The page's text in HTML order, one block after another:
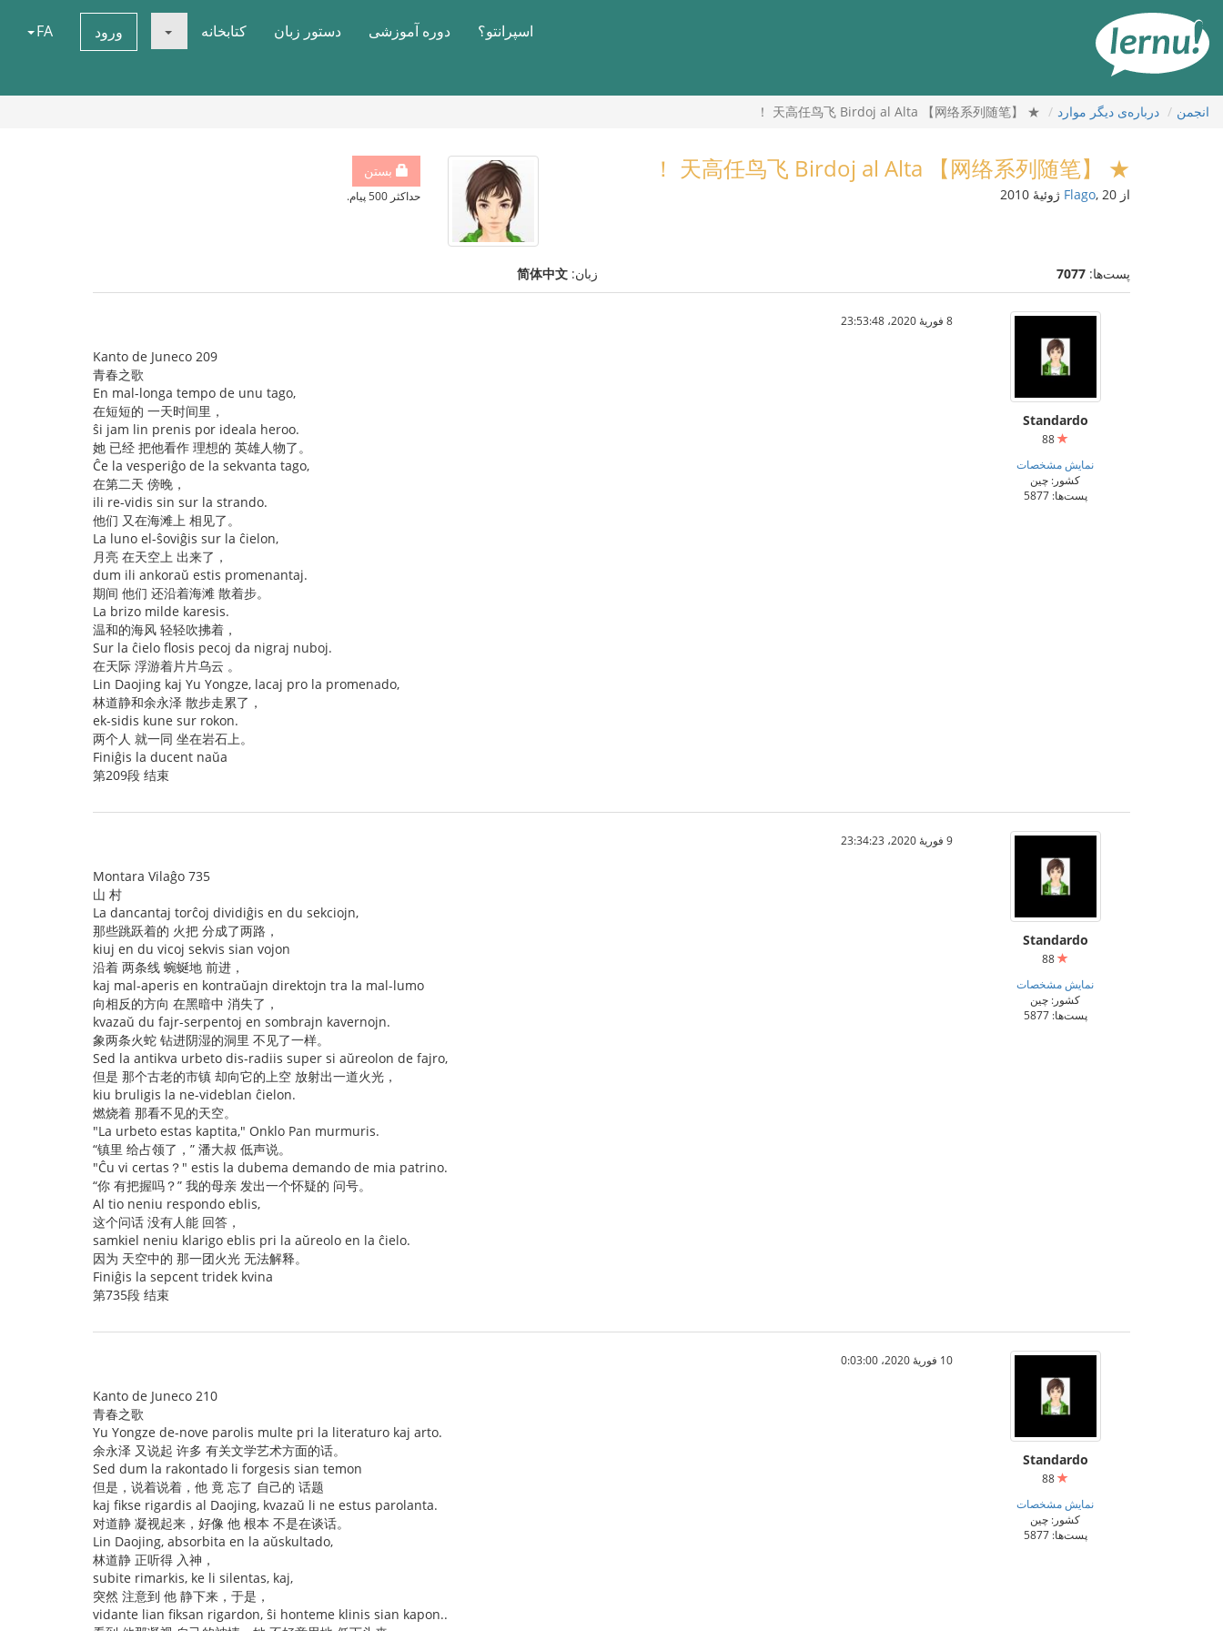
محتوا
اسپرانتو؟ دوره آموزشی دستور زبان کتابخانه ورود FA
انجمن درباره‌ی دیگر موارد ★ 【网络系列随笔】 天高任鸟飞 Birdoj al Alta ！
بستن
حداکثر 500 پیام.
★ 【网络系列随笔】 天高任鸟飞 Birdoj al Alta ！
از Flago, 20 ژوئیهٔ 2010
پست‌ها: 7077 زبان: 简体中文
Standardo
نمایش مشخصات
کشور: چین
پست‌ها: 5877
8 فوریهٔ 2020،‏ 23:53:48
Kanto de Juneco 209
青春之歌
En mal-longa tempo de unu tago,
在短短的 一天时间里，
ŝi jam lin prenis por ideala heroo.
她 已经 把他看作 理想的 英雄人物了。
Ĉe la vesperiĝo de la sekvanta tago,
在第二天 傍晚，
ili re-vidis sin sur la strando.
他们 又在海滩上 相见了。
La luno el-ŝoviĝis sur la ĉielon,
月亮 在天空上 出来了，
dum ili ankoraŭ estis promenantaj.
期间 他们 还沿着海滩 散着步。
La brizo milde karesis.
温和的海风 轻轻吹拂着，
Sur la ĉielo flosis pecoj da nigraj nuboj.
在天际 浮游着片片乌云 。
Lin Daojing kaj Yu Yongze, lacaj pro la promenado,
林道静和余永泽 散步走累了，
ek-sidis kune sur rokon.
两个人 就一同 坐在岩石上。
Finiĝis la ducent naŭa
第209段 结束
Standardo
نمایش مشخصات
کشور: چین
پست‌ها: 5877
9 فوریهٔ 2020،‏ 23:34:23
Montara Vilaĝo 735
山 村
La dancantaj torĉoj dividiĝis en du sekciojn,
那些跳跃着的 火把 分成了两路，
kiuj en du vicoj sekvis sian vojon
沿着 两条线 蜿蜒地 前进，
kaj mal-aperis en kontraŭajn direktojn tra la mal-lumo
向相反的方向 在黑暗中 消失了，
kvazaŭ du fajr-serpentoj en sombrajn kavernojn.
象两条火蛇 钻进阴湿的洞里 不见了一样。
Sed la antikva urbeto dis-radiis super si aŭreolon de fajro,
但是 那个古老的市镇 却向它的上空 放射出一道火光，
kiu bruligis la ne-videblan ĉielon.
燃烧着 那看不见的天空。
"La urbeto estas kaptita," Onklo Pan murmuris.
“镇里 给占领了，” 潘大叔 低声说。
"Ĉu vi certas？" estis la dubema demando de mia patrino.
“你 有把握吗？” 我的母亲 发出一个怀疑的 问号。
Al tio neniu respondo eblis,
这个问话 没有人能 回答，
samkiel neniu klarigo eblis pri la aŭreolo en la ĉielo.
因为 天空中的 那一团火光 无法解释。
Finiĝis la sepcent tridek kvina
第735段 结束
Standardo
نمایش مشخصات
کشور: چین
پست‌ها: 5877
10 فوریهٔ 2020،‏ 0:03:00
Kanto de Juneco 210
青春之歌
Yu Yongze de-nove parolis multe pri la literaturo kaj arto.
余永泽 又说起 许多 有关文学艺术方面的话。
Sed dum la rakontado li forgesis sian temon
但是，说着说着，他 竟 忘了 自己的 话题
kaj fikse rigardis al Daojing, kvazaŭ li ne estus parolanta.
对道静 凝视起来，好像 他 根本 不是在谈话。
Lin Daojing, absorbita en la aŭskultado,
林道静 正听得 入神，
subite rimarkis, ke li silentas, kaj,
突然 注意到 他 静下来，于是，
vidante lian fiksan rigardon, ŝi honteme klinis sian kapon..